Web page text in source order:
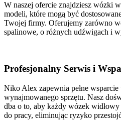
W naszej ofercie znajdziesz wózki
modeli, które mogą być
Twojej firmy. Oferujemy zarówno
spalinowe, o różnych udźwigach i
Profesjonalny Serwis i
Niko Alex zapewnia pełne wsparcie
wynajmowanego sprzętu. Nasz
dba o to, aby każdy wózek
do pracy, eliminując ryzyko